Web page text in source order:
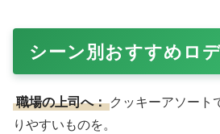
シーン別おすすめロ
職場の上司へ： クッキーアソート
りやすいものを。